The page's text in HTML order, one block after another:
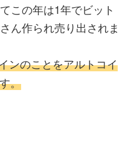
この年は1年でビット
ん作られ売り出されま
ンのことをアルトコイ
。